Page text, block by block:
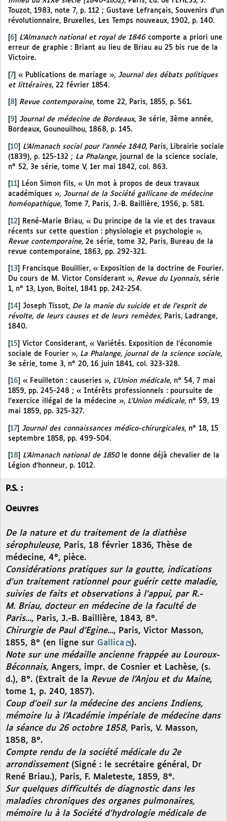
Touzot, 1983, note 7, p. 112 ; Gustave Lefrançais, Souvenirs d’un
révolutionnaire, Bruxelles, Les Temps nouveaux, 1902, p. 140.
6 L’Almanach national et royal de 1846comporte a priori une
erreur de graphie : Briant au lieu de Briau au 25 bis rue de la
Victoire.
[7] « Publications de mariage », Journal des débats politiques
et littéraires, 22 février 1854.
8 Revue contemporaine, tome 22, Paris, 1855, p. 561.
9 Journal de médecine de Bordeaux, 3e série, 3ème année,
Bordeaux, Gounouilhou, 1868, p. 145.
[10] L’Almanach social pour l’année 1840, Paris, Librairie sociale
(1839), p. 125-132 ; La Phalange, journal de la science sociale,
n° 52, 3e série, tome V, 1er mai 1842, col. 863.
11
Léon Simon fils, « Un mot à propos de deux travaux
académiques », Journal de la Société gallicane de médecine
homéopathique, Tome 7, Paris, J.-B. Baillière, 1956, p. 581.
[12]
René-Marie Briau, « Du principe de la vie et des travaux
récents sur cette question : physiologie et psychologie »,
Revue contemporaine, 2e série, tome 32, Paris, Bureau de la
revue contemporaine, 1863, pp. 292-321.
13
Francisque Bouillier, « Exposition de la doctrine de Fourier.
Du cours de M. Victor Considerant », Revue du Lyonnais, série
1, n° 13, Lyon, Boitel, 1841 pp. 242-254.
14 Joseph Tissot, De la manie du suicide et de l’esprit de
révolte, de leurs causes et de leurs remèdes, Paris, Ladrange,
1840.
[15] Victor Considerant, « Variétés. Exposition de l’économie
sociale de Fourier », La Phalange, journal de la science sociale,
3e série, tome 3, n° 20, 16 juin 1841, col. 323-328.
16 « Feuilleton : causeries », L’Union médicale, n° 54, 7 mai
1859, pp. 245-248 ; « Intérêts professionnels : poursuite de
l’exercice illégal de la médecine », L’Union médicale, n° 59, 19
mai 1859, pp. 325-327.
[17] Journal des connaissances médico-chirurgicales, n° 18, 15
septembre 1858, pp. 499-504.
18 L’Almanach national de 1850le donne déjà chevalier de la
Légion d’honneur, p. 1012.
P.S. :
Oeuvres
De la nature et du traitement de la diathèse
sérophuleuse, Paris, 18 février 1836, Thèse de
médecine, 4°, pièce.
Considérations pratiques sur la goutte, indications
d’un traitement rationnel pour guérir cette maladie,
suivies de faits et observations à l’appui, par R.-
M. Briau, docteur en médecine de la faculté de
Paris..., Paris, J.-B. Baillière, 1843, 8°.
Chirurgie de Paul d’Egine..., Paris, Victor Masson,
1855, 8° (en ligne sur Gallica
).
Note sur une médaille ancienne frappée au Louroux-
Béconnais, Angers, impr. de Cosnier et Lachèse, (s.
d.), 8°. (Extrait de la Revue de l’Anjou et du Maine,
tome 1, p. 240, 1857).
Coup d’oeil sur la médecine des anciens Indiens,
mémoire lu à l’Académie impériale de médecine dans
la séance du 26 octobre 1858, Paris, V. Masson,
1858, 8°.
Compte rendu de la société médicale du 2e
arrondissement(Signé : le secrétaire général, Dr
René Briau.), Paris, F. Maleteste, 1859, 8°.
Sur quelques difficultés de diagnostic dans les
maladies chroniques des organes pulmonaires,
mémoire lu à la Société d’hydrologie médicale de